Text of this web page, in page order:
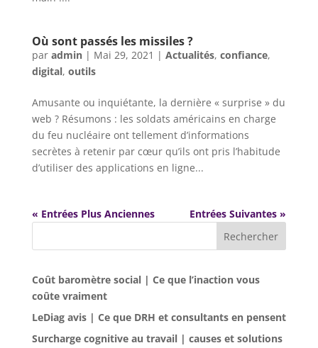
Où sont passés les missiles ?
par admin| Mai 29, 2021 | Actualités, confiance,
digital, outils
Amusante ou inquiétante, la dernière « surprise » du
web ? Résumons : les soldats américains en charge
du feu nucléaire ont tellement d’informations
secrètes à retenir par cœur qu’ils ont pris l’habitude
d’utiliser des applications en ligne...
« Entrées Plus Anciennes
Entrées Suivantes »
Rechercher
Coût baromètre social | Ce que l’inaction vous
coûte vraiment
LeDiag avis | Ce que DRH et consultants en pensent
Surcharge cognitive au travail | causes et solutions